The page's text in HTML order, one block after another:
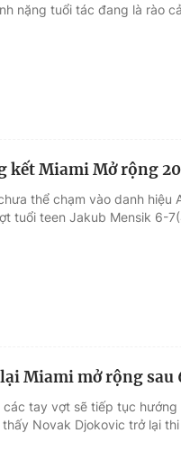
nặng tuổi tác đang là rào
kết Miami Mở rộng
thể chạm vào danh hiệu
tuổi teen Jakub Mensik 6-
Miami mở rộng sau
các tay vợt sẽ tiếp tục
Novak Djokovic trở lại